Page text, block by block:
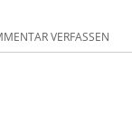
VERFASSEN